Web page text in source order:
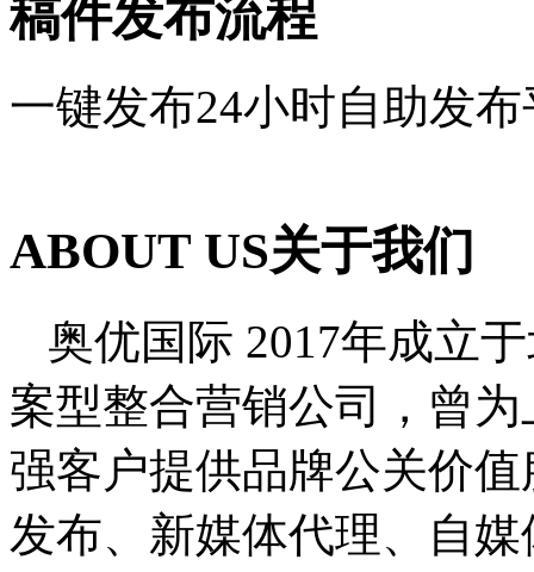
稿件发布流程
一键发布24小时自助发
ABOUT US关于我们
奥优国际 2017年成立
案型整合营销公司，曾
强客户提供品牌公关价
发布、新媒体代理、自